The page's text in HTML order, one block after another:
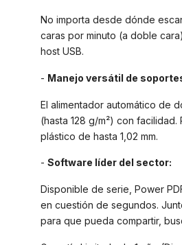
No importa desde dónde
caras por minuto (a doble
host USB.
- Manejo versátil de
El alimentador automático de
(hasta 128 g/m²) con
plástico de hasta 1,02 mm.
- Software líder del sector:
Disponible de serie, Power
en cuestión de segundos.
para que pueda compartir,